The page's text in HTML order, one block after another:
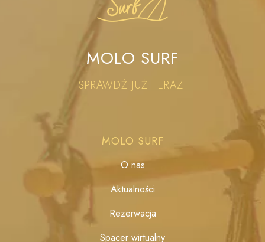
MOLO SURF
SPRAWDŹ JUŻ TERAZ!
MOLO SURF
O nas
Aktualności
Rezerwacja
Spacer wirtualny